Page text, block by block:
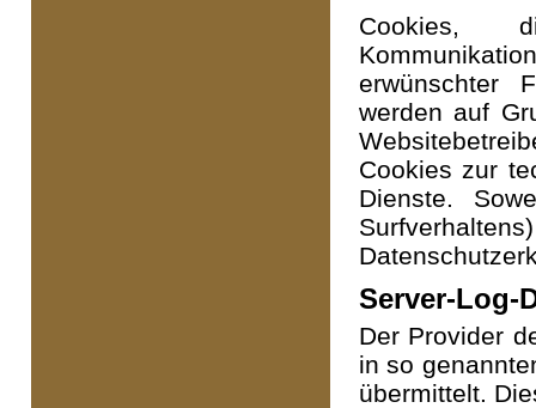
Cookies,
erwünschter
werden auf
Cookies zur
Dienste.
Server-Log-
Der Provider
in so
übermittelt.